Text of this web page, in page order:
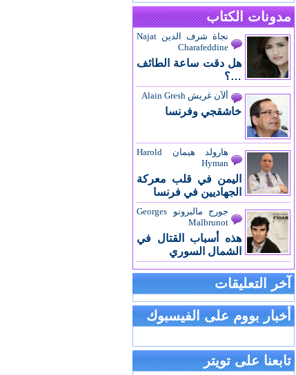
مدونات الكتاب
نجاة شرف الدين Najat
Charafeddine
هل دقت ساعة الطائف
…؟
ألآن غريش Alain Gresh
خاشقجي وفرنسا
هارولد هيمان Harold
Hyman
اليمن في قلب معركة
الجهاديين في فرنسا
جورج مالبرونو Georges
Malbrunot
هذه أسباب القتال في
الشمال السوري
آخر التعليقات
أخبار بووم على الفيسبوك
تابعنا على تويتر